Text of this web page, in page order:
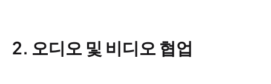
2. 오디오 및 비디오 협업